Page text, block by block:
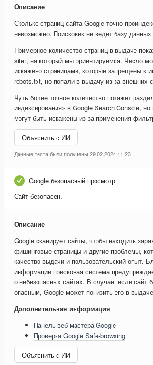
Описание
Сколько страниц сайта Google точно
невозможно. Поисковик не ведет базу
Примерное количество страниц в выдаче
site:, на который мы ориентируемся. Число
искажено страницами, которые запрещены к
robots.txt, но попали в выдачу из-за внешних
Чуть более точное количество покажет
индексирования» в Google Search Console,
могут быть искажены из-за применения
Объяснить с ИИ
Данные теста были получены 29.02.2024 11:23
Google безопасный просмотр
Сайт безопасен.
Описание
Google сканирует сайты, чтобы находить
фишинговые страницы и другие проблемы,
качество выдачи и пользовательский опыт.
информации поисковая система
о небезопасных сайтах. В случае, если сайт
опасным, Google может понизить его в
Дополнительная информация
Панель веб-мастера Google
Проверка Google Safe-browsing
Объяснить с ИИ